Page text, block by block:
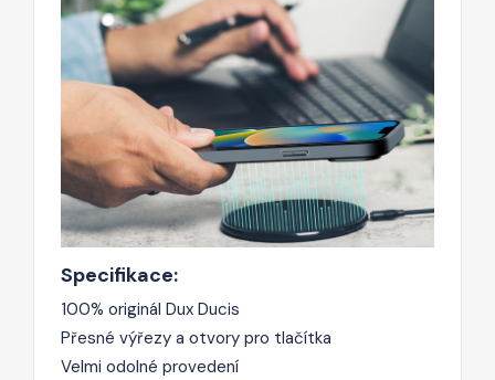
Specifikace:
100% originál Dux Ducis
Přesné výřezy a otvory pro tlačítka
Velmi odolné provedení